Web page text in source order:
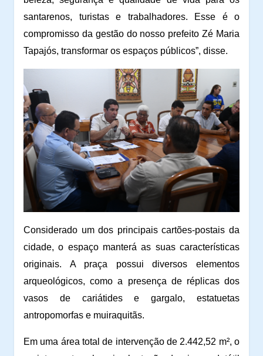
santarenos, turistas e trabalhadores. Esse é o
compromisso da gestão do nosso prefeito Zé Maria
Tapajós, transformar os espaços públicos”, disse.
Considerado um dos principais cartões-postais da
cidade, o espaço manterá as suas características
originais. A praça possui diversos elementos
arqueológicos, como a presença de réplicas dos
vasos de cariátides e gargalo, estatuetas
antropomorfas e muiraquitãs.
Em uma área total de intervenção de 2.442,52 m², o